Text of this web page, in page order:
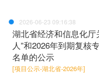
2026-06-23 09:16:38
湖北省经济和信息化
人”和2026年到期复核
名单的公示
[项目公示-湖北省-2026年]